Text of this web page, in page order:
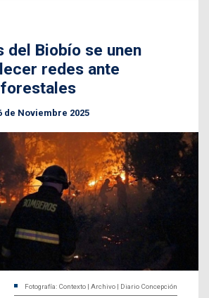
del Biobío se unen
redes ante
de Noviembre 2025
Fotografía: Contexto | Archivo | Diario Concepción